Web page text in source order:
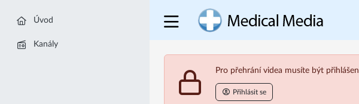
Úvod
Kanály
Pro přehrání videa musíte být přihlášen
Přihlásit se